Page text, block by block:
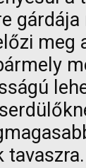
meg
tavaszra.